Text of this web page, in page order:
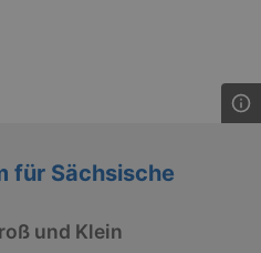
für Sächsische
und Klein